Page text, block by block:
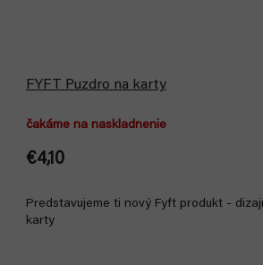
FYFT Puzdro na karty
čakáme na naskladnenie
€4,10
Predstavujeme ti nový Fyft produkt -
karty